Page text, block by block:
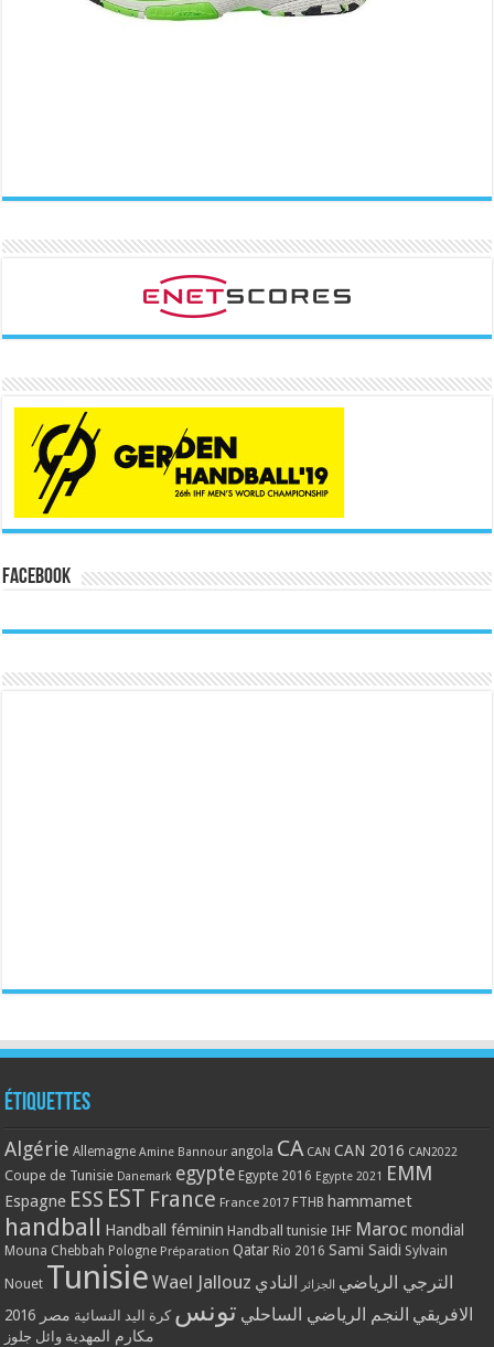
Facebook
Étiquettes
Algérie Allemagne Amine Bannour angola CA CAN CAN 2016 CAN2022
Coupe de Tunisie Danemark egypte Egypte 2016 Egypte 2021 EMM
Espagne ESS EST France France 2017 FTHB hammamet
handball Handball féminin Handball tunisie IHF Maroc mondial
Mouna Chebbah Pologne Préparation Qatar Rio 2016 Sami Saidi Sylvain
Nouet Tunisie Wael Jallouz الترجي الرياضي الجزائر
النادي
الافريقي النجم الرياضي الساحلي تونس كرة اليد النسائية مصر 2016
مكارم المهدية وائل جلوز